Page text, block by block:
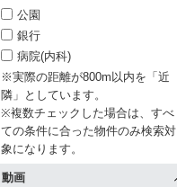
公園
銀行
病院(内科)
※実際の距離が800m以内を「近
隣」としています。
※複数チェックした場合は、すべ
ての条件に合った物件のみ検索対
象になります。
動画